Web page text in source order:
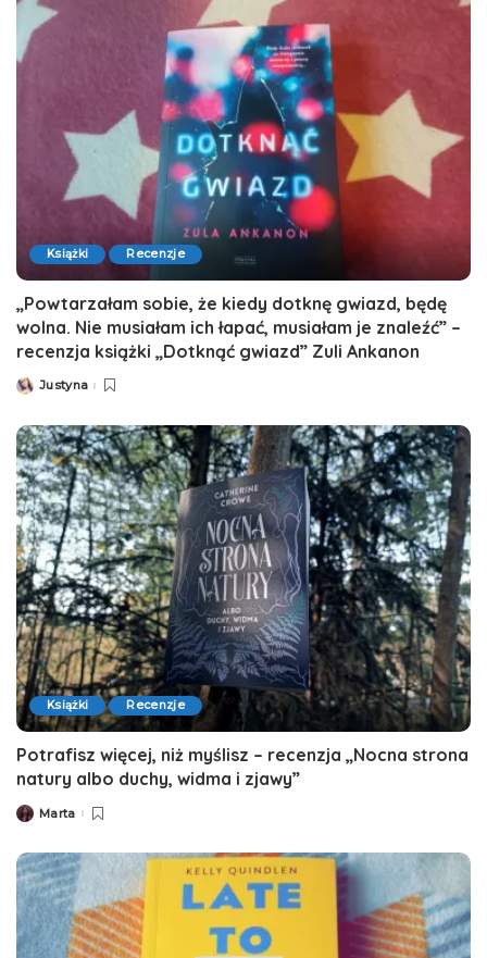
Książki Recenzje
„Powtarzałam sobie, że kiedy dotknę gwiazd, będę
wolna. Nie musiałam ich łapać, musiałam je znaleźć” –
recenzja książki „Dotknąć gwiazd” Zuli Ankanon
PostedJustyna
Książki Recenzje
Potrafisz więcej, niż myślisz – recenzja „Nocna strona
natury albo duchy, widma i zjawy”
Posted
Marta